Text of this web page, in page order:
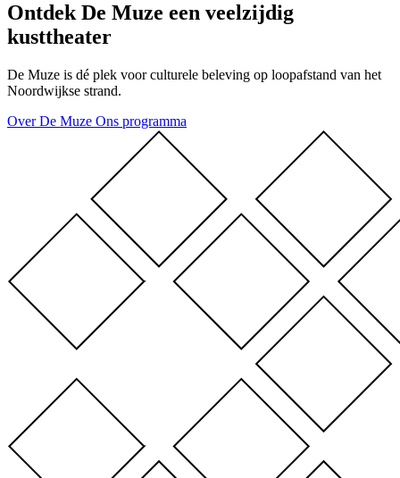
Ontdek De Muze een veelzijdig
kusttheater
De Muze is dé plek voor culturele beleving op loopafstand van het
Noordwijkse strand.
Over De Muze Ons programma